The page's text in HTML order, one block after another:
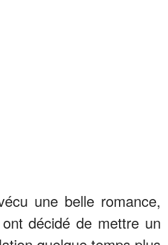
une belle romance,
décidé de mettre un